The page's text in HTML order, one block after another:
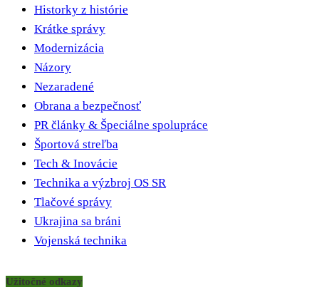
Historky z histórie
Krátke správy
Modernizácia
Názory
Nezaradené
Obrana a bezpečnosť
PR články & Špeciálne spolupráce
Športová streľba
Tech & Inovácie
Technika a výzbroj OS SR
Tlačové správy
Ukrajina sa bráni
Vojenská technika
Užitočné odkazy